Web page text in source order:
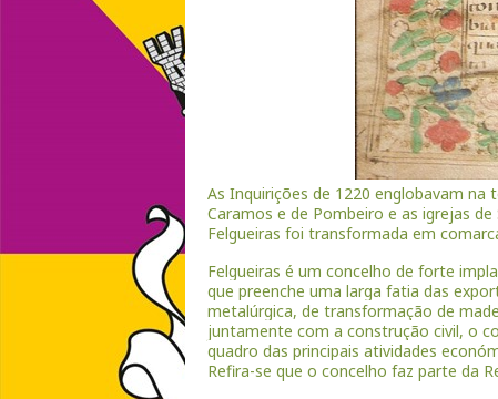
As Inquirições de 1220 englobavam na
Caramos e de Pombeiro e as igrejas de
Felgueiras foi transformada em
Felgueiras é um concelho de forte
que preenche uma larga fatia das
metalúrgica, de transformação de
juntamente com a construção civil, o
quadro das principais atividades
Refira-se que o concelho faz parte da